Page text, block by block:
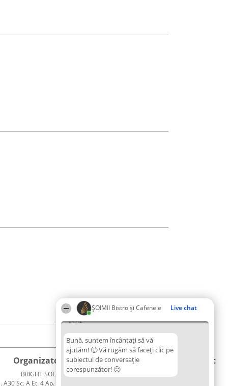
ȘOIMII Bistro și Cafenele Live chat
04:42
Bună, suntem încântați să vă
ajutăm! 🙂 Vă rugăm să faceți clic pe
subiectul de conversație
corespunzător! 🙂
Organizator Ranking
BRIGHT SOLUTIONS BR SRL
Sc. A Et. 4 Ap. 13 Cod 061952
Plebiscyt Contact